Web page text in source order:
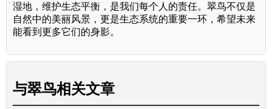
湿地，维护生态平衡，是我们每个人的责任。翠鸟不仅是
自然中的美丽风景，更是生态系统的重要一环，希望未来
能看到更多它们的身影。
与翠鸟相关文章